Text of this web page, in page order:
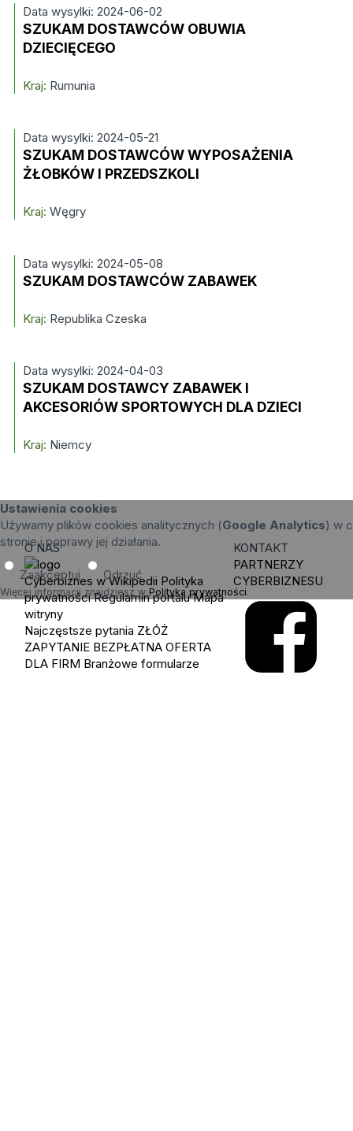
Data wysylki: 2024-06-02
SZUKAM DOSTAWCÓW OBUWIA
DZIECIĘCEGO
Kraj: Rumunia
Data wysylki: 2024-05-21
SZUKAM DOSTAWCÓW WYPOSAŻENIA
ŻŁOBKÓW I PRZEDSZKOLI
Kraj: Węgry
Data wysylki: 2024-05-08
SZUKAM DOSTAWCÓW ZABAWEK
Kraj: Republika Czeska
Data wysylki: 2024-04-03
SZUKAM DOSTAWCY ZABAWEK I
AKCESORIÓW SPORTOWYCH DLA DZIECI
Kraj: Niemcy
Ustawienia cookies
Używamy plików cookies analitycznych (Google Analytics) w
stronie i poprawy jej działania.
Zaakceptuj Odrzuć
Więcej informacji znajdziesz w Polityka prywatności.
O NAS
Cyberbiznes w Wikipedii Polityka
prywatności Regulamin portalu Mapa
witryny
Najczęstsze pytania ZŁÓŻ
ZAPYTANIE BEZPŁATNA OFERTA
DLA FIRM Branżowe formularze
KONTAKT
PARTNERZY
CYBERBIZNESU